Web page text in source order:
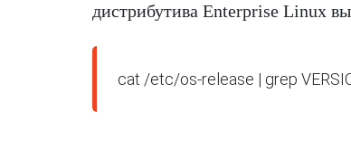
дистрибутива Enterprise Linux
cat /etc/os-release | grep